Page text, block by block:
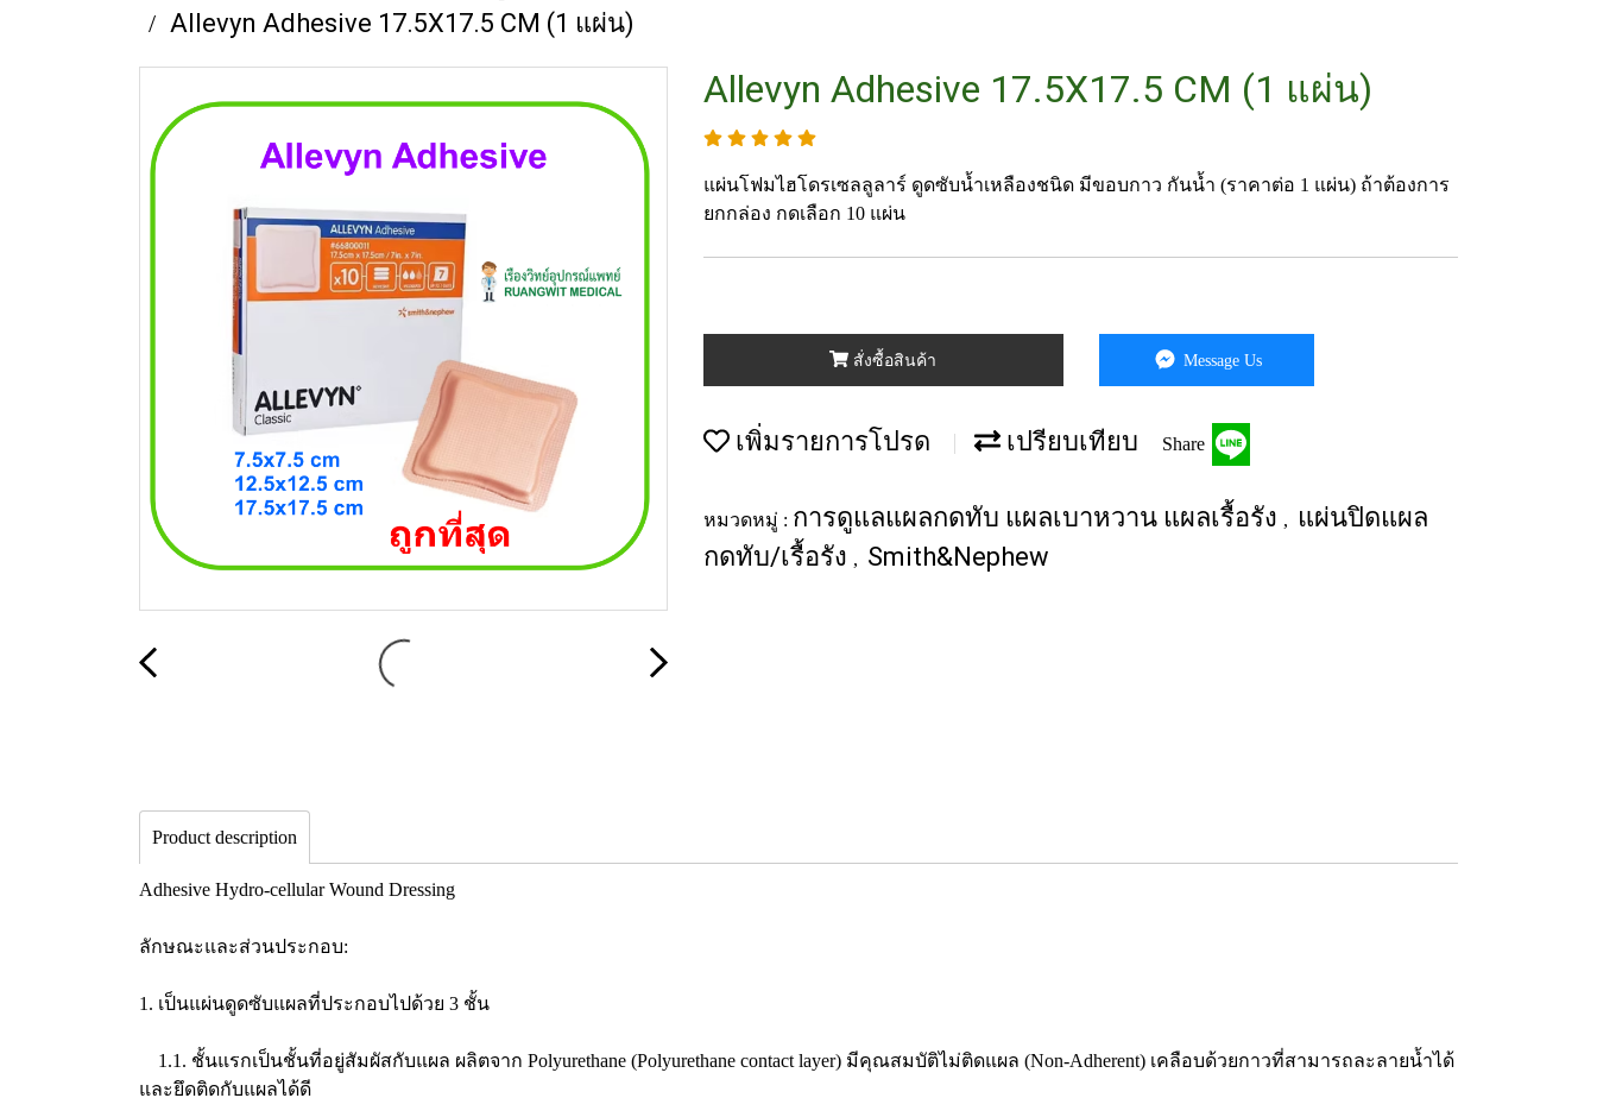
Allevyn Adhesive 17.5X17.5 CM (1 แผ่น)
Allevyn Adhesive 17.5X17.5 CM (1 แผ่น)
แผ่นโฟมไฮโดรเซลลูลาร์ ดูดซับน้ำเหลืองชนิด มีขอบกาว กันน้ำ (ราคาต่อ 1 แผ่น) ถ้าต้องการ
ยกกล่อง กดเลือก 10 แผ่น
สั่งซื้อสินค้า Message Us
เพิ่มรายการโปรด เปรียบเทียบ Share
หมวดหมู่ : การดูแลแผลกดทับ แผลเบาหวาน แผลเรื้อรัง ,
แผ่นปิดแผล
กดทับ/เรื้อรัง , Smith&Nephew
Product description
Adhesive Hydro-cellular Wound Dressing
ลักษณะและส่วนประกอบ:
1. เป็นแผ่นดูดซับแผลที่ประกอบไปด้วย 3 ชั้น
1.1. ชั้นแรกเป็นชั้นที่อยู่สัมผัสกับแผล ผลิตจาก Polyurethane (Polyurethane contact layer) มีคุณสมบัติไม่ติดแผล (Non-Adherent) เคลือบด้วยกาวที่สามารถละลายน้ำได้
และยึดติดกับแผลได้ดี